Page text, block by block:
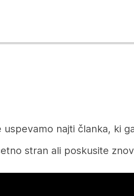
uspevamo najti članka, ki
stran ali poskusite